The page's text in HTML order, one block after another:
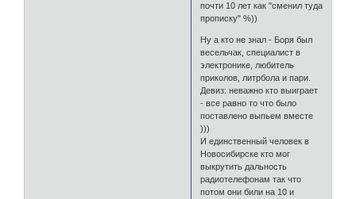
почти 10 лет как "сменил туда
прописку" %))
Ну а кто не знал - Боря был
весельчак, специалист в
электронике, любитель
приколов, литрбола и пари.
Девиз: неважно кто выиграет
- все равно то что было
поставлено выпьем вместе
)))
И единственный человек в
Новосибирске кто мог
выкрутить дальность
радиотелефонам так что
потом они били на 10 и